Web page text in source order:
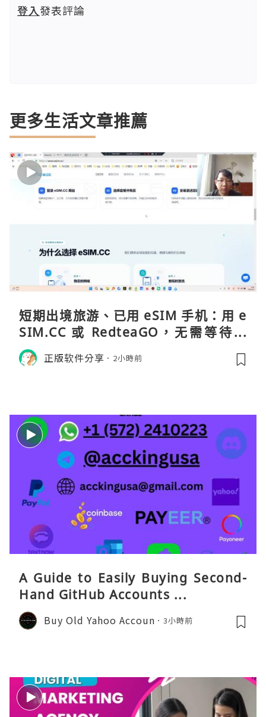
登入發表評論
更多生活文章推薦
短期出境旅游、已用 eSIM 手机：用 e
SIM.CC 或 RedteaGO，无需等待收
货。需要“当地号码 + 通话短信”（如
打车、外卖、客户联络）：优先 Redt
正版软件分享 2小時前
A Guide to Easily Buying Second-
Hand GitHub Accounts ...
Buy Old Yahoo Accoun 3小時前